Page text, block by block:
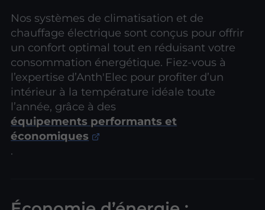
Nos systèmes de climatisation et de
chauffage électrique sont conçus pour offrir
un confort optimal tout en réduisant votre
consommation énergétique. Fiez-vous à
l’expertise d’Anth'Elec pour profiter d’un
intérieur à la température idéale toute
l’année, grâce à des
équipements performants et
économiques
.